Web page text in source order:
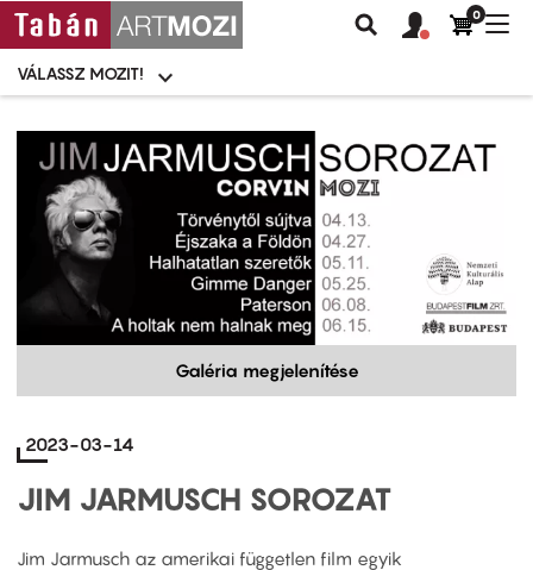
tartalomra
Moziválasztó
menü
VÁLASSZ MOZIT!
Keresés
Felhasználói
fiók
0
Galéria megjelenítése
2023-03-14
JIM JARMUSCH SOROZAT
Jim Jarmusch az amerikai független film egyik